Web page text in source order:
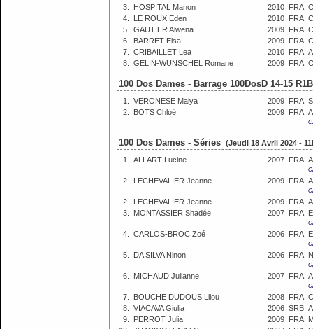
3. HOSPITAL Manon 2010 FRA
4.
LE ROUX Eden 2010 FRA
5.
GAUTIER Alwena 2009 FRA
6.
BARRET Elsa 2009 FRA
7.
CRIBAILLET Lea 2010 FRA
8.
GELIN-WUNSCHEL Romane 2009 FRA
100 Dos Dames - Barrage 100DosD 14-15
1. VERONESE Malya 2009 FRA
2.
BOTS Chloé 2009 FRA
100 Dos Dames - Séries (Jeudi 18 Avril 2024 -
1.
ALLART Lucine 2007 FRA
2. LECHEVALIER Jeanne 2009 FRA
2. LECHEVALIER Jeanne 2009 FRA
3.
MONTASSIER Shadée 2007 FRA
4. CARLOS-BROC Zoé 2006 FRA
5. DA SILVA Ninon 2006 FRA
6. MICHAUD Julianne 2007 FRA
7. BOUCHE DUDOUS Lilou 2008 FRA
8.
VIACAVA Giulia 2006 SRB
9.
PERROT Julia 2009 FRA